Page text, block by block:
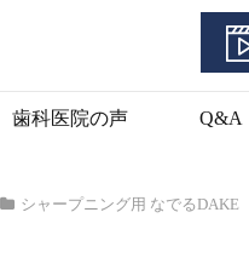
歯科医院の声 Q&A
シャープニング用 なでるDAKE